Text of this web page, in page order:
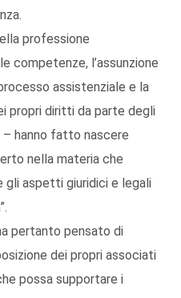
professione
competenze, l’assunzione
assistenziale e la
propri diritti da parte degli
hanno fatto nascere
nella materia che
gli aspetti giuridici e legali
pertanto pensato di
dei propri associati
possa supportare i